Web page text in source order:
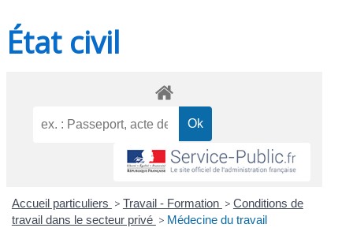
État civil
Accueil particuliers > Travail - Formation > Conditions de
travail dans le secteur privé > Médecine du travail